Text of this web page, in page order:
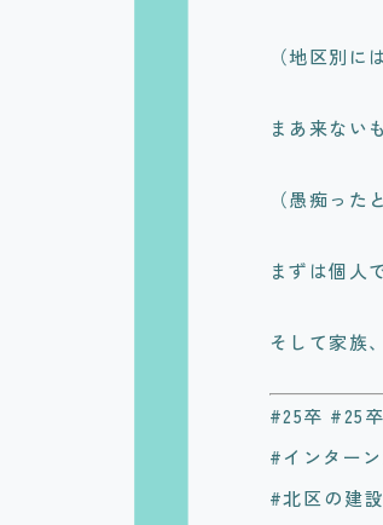
（地区別に
まあ来ない
（愚痴った
まずは個人
そして家族
#25卒 #25
#インター
#北区の建